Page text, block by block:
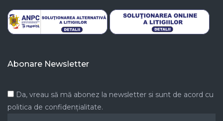
Abonare Newsletter
Da, vreau să mă abonez la newsletter si sunt de acord cu
politica de confidențialitate.